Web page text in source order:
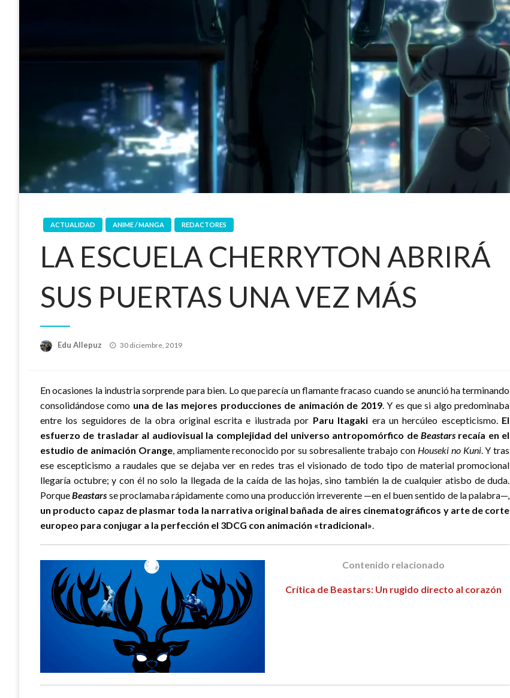
ACTUALIDAD ANIME / MANGA REDACTORES
LA ESCUELA CHERRYTON ABRIRÁ
SUS PUERTAS UNA VEZ MÁS
Edu Allepuz
Publicado
30 diciembre, 2019
En ocasiones la industria sorprende para bien. Lo que parecía un flamante fracaso cuando se anunció ha terminando
consolidándose como una de las mejores producciones de animación de 2019. Y es que si algo predominaba
entre los seguidores de la obra original escrita e ilustrada por Paru Itagaki era un hercúleo escepticismo. El
esfuerzo de trasladar al audiovisual la complejidad del universo antropomórfico de Beastarsrecaía en el
estudio de animación Orange, ampliamente reconocido por su sobresaliente trabajo con Houseki no Kuni. Y tras
ese escepticismo a raudales que se dejaba ver en redes tras el visionado de todo tipo de material promocional
llegaría octubre; y con él no solo la llegada de la caída de las hojas, sino también la de cualquier atisbo de duda.
PorqueBeastars se proclamaba rápidamente como una producción irreverente —en el buen sentido de la palabra—,
un producto capaz de plasmar toda la narrativa original bañada de aires cinematográficos y arte de corte
europeo para conjugar a la perfección el 3DCG con animación «tradicional».
Contenido relacionado
Crítica de Beastars: Un rugido directo al corazón